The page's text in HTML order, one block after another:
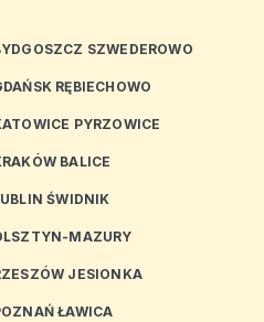
SZWEDEROWO
RĘBIECHOWO
PYRZOWICE
BALICE
ŚWIDNIK
MAZURY
JESIONKA
ŁAWICA